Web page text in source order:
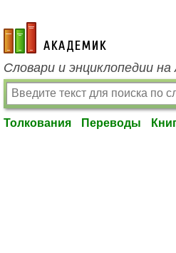
academic.ru
Словари и энциклопедии
Толкования Переводы